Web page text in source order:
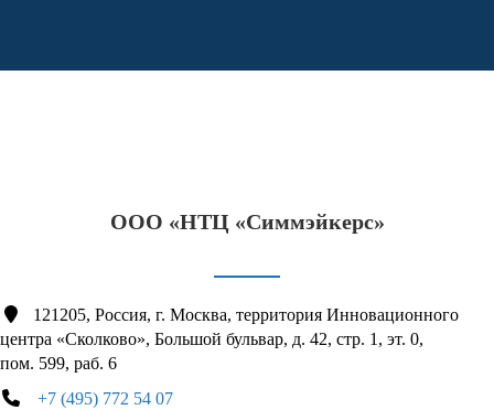
ООО «НТЦ «Симмэйкерс»
121205, Россия, г. Москва, территория Инновационного
центра «Сколково», Большой бульвар, д. 42, стр. 1 , эт. 0,
пом. 599, раб. 6
+7 (495) 772 54 07